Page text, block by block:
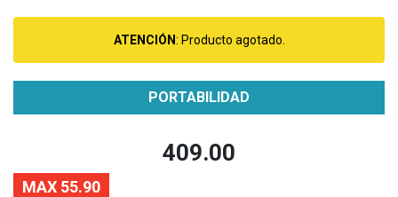
ATENCIÓN: Producto agotado.
PORTABILIDAD
409.00
MAX 55.90